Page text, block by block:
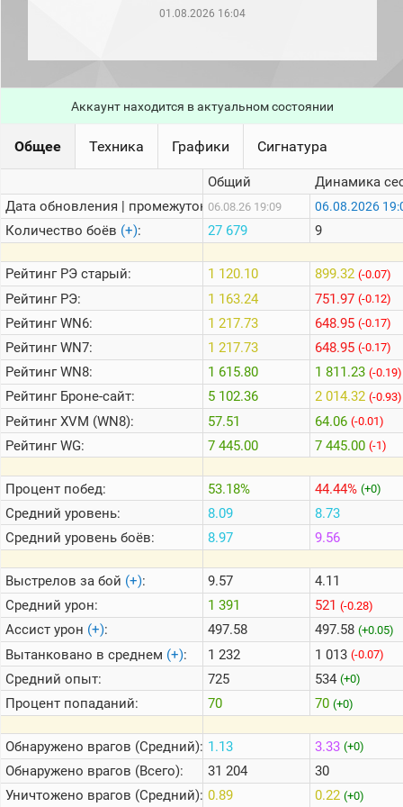
месяц)
(за
последние
сессии)
Топ
1000
Кланы
стримеров
Информация
Онлайн
Цветовая
шкала
Теlegram
ВК
Портал
Мира
Танков
01.08.2026 16:04
Аккаунт находится в актуальном состоянии
Общее Техника Графики Сигнатура
Дата обновления | промежуток:
Количество боёв (+):
РейтингРЭ старый:
РейтингРЭ:
РейтингWN6:
РейтингWN7:
РейтингWN8:
РейтингБроне-сайт:
РейтингXVM (WN8):
РейтингWG:
Процент побед:
Средний уровень:
Средний уровень боёв:
Выстрелов за бой (+):
Средний урон:
Ассист урон (+):
Вытанковано в среднем (+):
Средний опыт:
Процент попаданий:
Обнаружено врагов (Средний):
Обнаружено врагов (Всего):
Уничтожено врагов (Средний):
Общий
06.08.26 19:09
27 679
1 120.10
1 163.24
1 217.73
1 217.73
1 615.80
5 102.36
57.51
7 445.00
53.18%
8.09
8.97
9.57
1 391
497.58
1 232
725
70
1.13
31 204
0.89
Динамика
06.08.2026
9
899.32 (-0.07)
751.97 (-0.12)
648.95 (-0.17)
648.95 (-0.17)
1 811.23 (-0.19)
2 014.32 (-0.93)
64.06 (-0.01)
7 445.00 (-1)
44.44% (+0)
8.73
9.56
4.11
521 (-0.28)
497.58 (+0.05)
1 013 (-0.07)
534 (+0)
70 (+0)
3.33 (+0)
30
0.22 (+0)